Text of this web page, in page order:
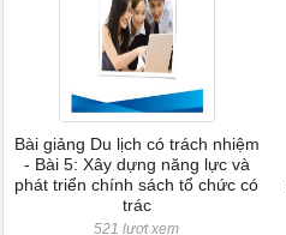
Bài giảng Du lịch có trách nhiệm
- Bài 5: Xây dựng năng lực và
phát triển chính sách tổ chức có
trác
521 lượt xem